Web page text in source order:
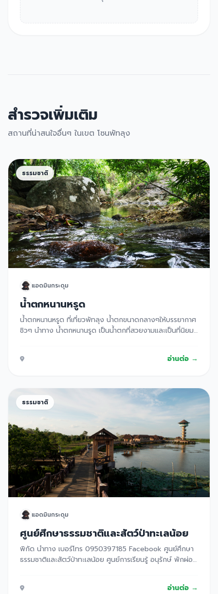
สำรวจเพิ่มเติม
สถานที่น่าสนใจอื่นๆ ในเขต โซนพัทลุง
ธรรมชาติ
แอดมินกระดุม
น้ำตกหนานหรูด
น้ำตกหนานหรูด ที่เที่ยวพัทลุง น้ำตกขนาดกลางๆให้บรรยากาศ
ชิวๆ นำทาง น้ำตกหนานรูด เป็นน้ำตกที่สวยงามและเป็นที่นิยม
แบ่งเป็น 3 ชั้น มีสายน้ำขนาดใหญ่ไหลรวมกันที่ฐานน้ำตก
ฉากหลังเป็นหุบเขาสูงชัน มีต้นไม้สีเขียวขจีโอบล้อม บรรยากาศ
ร่มรื่นและสวยงาม นอกจากนี้วิดีโอยังอาจแสดงกิจกรรมการ
เล่นน้ำและการพักผ่อนบริเวณรอบๆ ฐานน้ำตกน้ำตกหนานรูด
เป็นหนึ่งในสถานที่ท่องเที่ยวธรรมชาติที่สำคัญของจังหวัด
พัทลุง มีทั้งความสวยงามและประวัติศาสตร์ความเป็นมาที่น่า
สนใจ เหมาะสำหรับการไปพักผ่อน ชมวิวทิวทัศน์ หรือทำกิจกรรม
สันทนาการกลางแจ้ง
อ่านต่อ →
ธรรมชาติ
แอดมินกระดุม
ศูนย์ศึกษาธรรมชาติและสัตว์ป่าทะเลน้อย
พิกัด นำทาง เบอร์โทร 0950397185 Facebook ศูนย์ศึกษา
ธรรมชาติและสัตว์ป่าทะเลน้อย ศูนย์การเรียนรู้ อนุรักษ์ พักผ่อน
อ่านต่อ →